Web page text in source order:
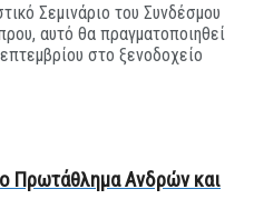
Σεμινάριο του Συνδέσμου
αυτό θα πραγματοποιηθεί
στο ξενοδοχείο
Πρωτάθλημα Ανδρών και